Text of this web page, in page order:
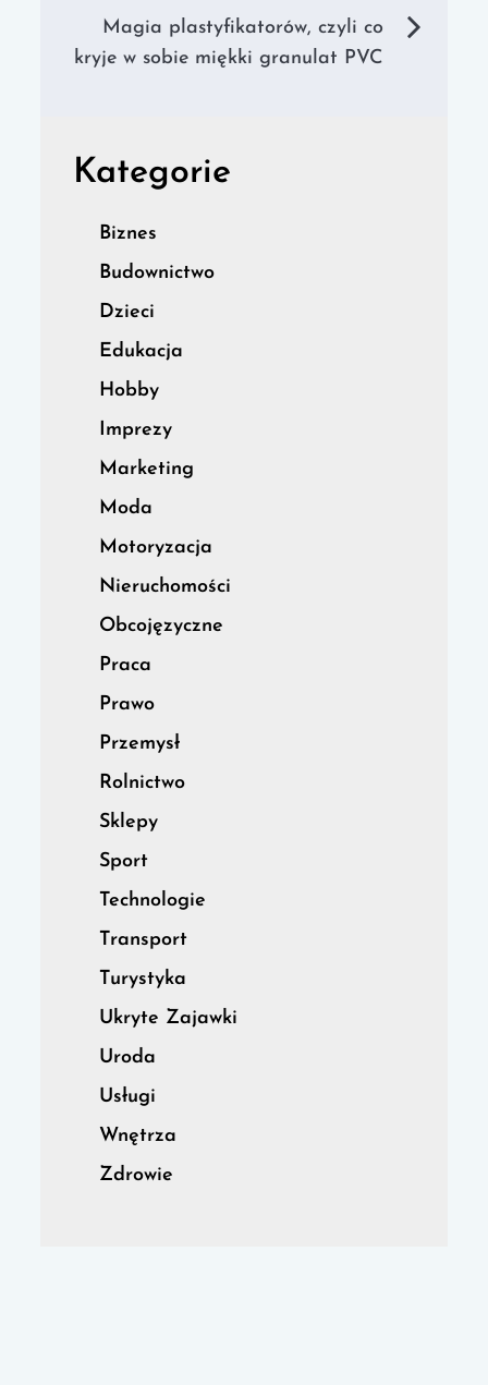
Magia plastyfikatorów, czyli co
kryje w sobie miękki granulat PVC
Kategorie
Biznes
Budownictwo
Dzieci
Edukacja
Hobby
Imprezy
Marketing
Moda
Motoryzacja
Nieruchomości
Obcojęzyczne
Praca
Prawo
Przemysł
Rolnictwo
Sklepy
Sport
Technologie
Transport
Turystyka
Ukryte Zajawki
Uroda
Usługi
Wnętrza
Zdrowie